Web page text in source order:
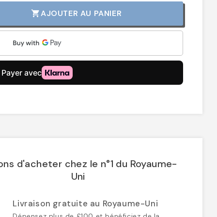
shopping_cartAJOUTER AU PANIER
d'acheter chez le n°1 du Royaume-
Uni
Livraison gratuite au Royaume-Uni